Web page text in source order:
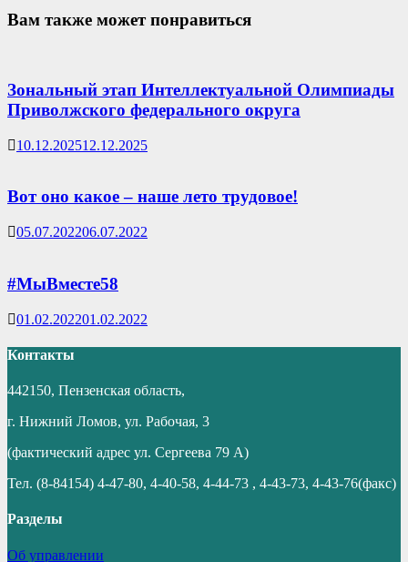
Вам также может понравиться
Зональный этап Интеллектуальной Олимпиады
Приволжского федерального округа
10.12.202512.12.2025
Вот оно какое – наше лето трудовое!
05.07.202206.07.2022
#МыВместе58
01.02.202201.02.2022
Контакты
442150, Пензенская область,
г. Нижний Ломов, ул. Рабочая, 3
(фактический адрес ул. Сергеева 79 А)
Тел. (8-84154) 4-47-80, 4-40-58, 4-44-73 , 4-43-73, 4-43-76(факс)
Разделы
Об управлении